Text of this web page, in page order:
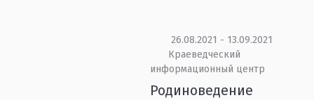
26.08.2021 - 13.09.2021
Краеведческий
информационный центр
Родиноведение